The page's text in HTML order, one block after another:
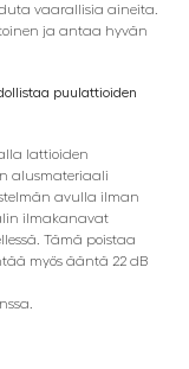
vaarallisia aineita.
ja antaa hyvän
puulattioiden
lattioiden
alusmateriaali
avulla ilman
ilmakanavat
Tämä poistaa
myös ääntä 22 dB